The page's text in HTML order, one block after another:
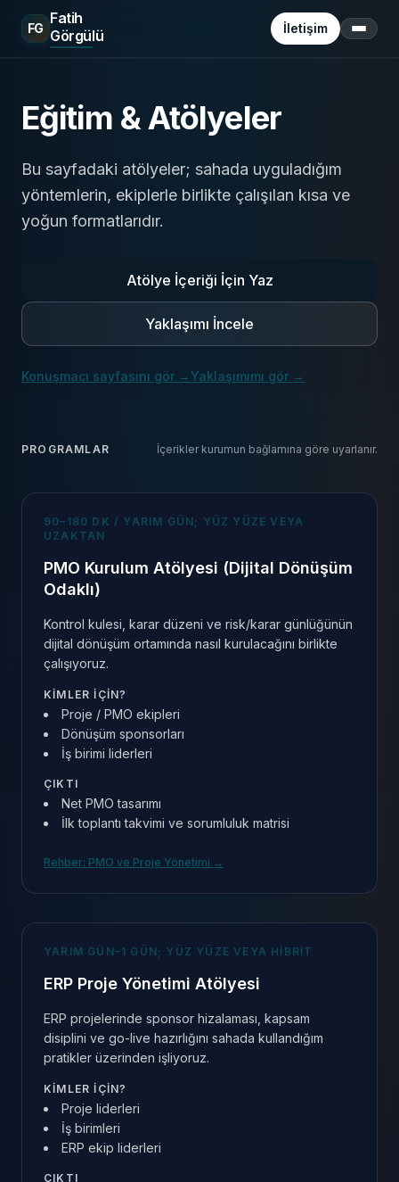
FG
Fatih
Görgülü
İletişim Menü
Eğitim & Atölyeler
Bu sayfadaki atölyeler; sahada uyguladığım
yöntemlerin, ekiplerle birlikte çalışılan kısa ve
yoğun formatlarıdır.
Atölye İçeriği İçin Yaz
Yaklaşımı İncele
Konuşmacı sayfasını gör →Yaklaşımımı gör →
PROGRAMLAR İçerikler kurumun bağlamına göre uyarlanır.
90–180 DK / YARIM GÜN; YÜZ YÜZE VEYA
UZAKTAN
PMO Kurulum Atölyesi (Dijital Dönüşüm
Odaklı)
Kontrol kulesi, karar düzeni ve risk/karar günlüğünün
dijital dönüşüm ortamında nasıl kurulacağını birlikte
çalışıyoruz.
KIMLER IÇIN?
Proje / PMO ekipleri
Dönüşüm sponsorları
İş birimi liderleri
ÇIKTI
Net PMO tasarımı
İlk toplantı takvimi ve sorumluluk matrisi
Rehber: PMO ve Proje Yönetimi →
YARIM GÜN–1 GÜN; YÜZ YÜZE VEYA HIBRIT
ERP Proje Yönetimi Atölyesi
ERP projelerinde sponsor hizalaması, kapsam
disiplini ve go-live hazırlığını sahada kullandığım
pratikler üzerinden işliyoruz.
KIMLER IÇIN?
Proje liderleri
İş birimleri
ERP ekip liderleri
ÇIKTI